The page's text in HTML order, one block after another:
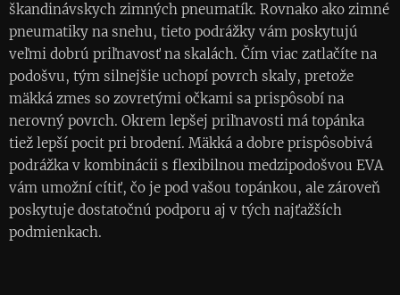
škandinávskych zimných pneumatík. Rovnako ako zimné
pneumatiky na snehu, tieto podrážky vám poskytujú
veľmi dobrú priľnavosť na skalách. Čím viac zatlačíte na
podošvu, tým silnejšie uchopí povrch skaly, pretože
mäkká zmes so zovretými očkami sa prispôsobí na
nerovný povrch. Okrem lepšej priľnavosti má topánka
tiež lepší pocit pri brodení. Mäkká a dobre prispôsobivá
podrážka v kombinácii s flexibilnou medzipodošvou EVA
vám umožní cítiť, čo je pod vašou topánkou, ale zároveň
poskytuje dostatočnú podporu aj v tých najťažších
podmienkach.